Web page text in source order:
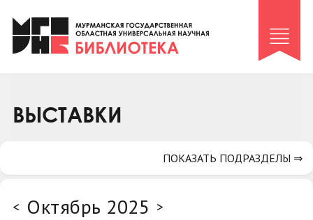
Клуб «Гиря и сельдерей»
Клуб «Семейный архив»
Коллегам
ВЫСТАВКИ
< Октябрь 2025 >
ПОКАЗАТЬ ПОДРАЗДЕЛЫ ⇒